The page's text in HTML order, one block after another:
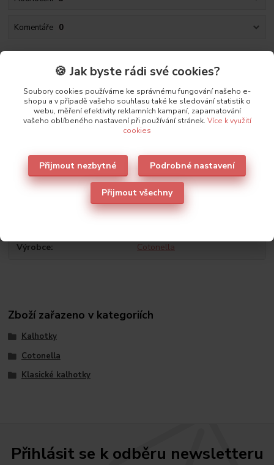
Komentáře 0
Popis produktu
Dámské bavlněné kalhotky s přídavkem elastanu pro maximální
komfort a dlouhou životnost.
Balvněné kalhotky jsou v přední části nohaviček lemovány krajkou.
Složení: 86% bavlna, 7% polyamid a 7% elastan
Výrobce Cotonella
Zboží zařazeno v kategoriích
Kalhotky
Cotonella
Klasické kalhotky
Přihlásit se k odběru newsletteru
🍪 Jak byste rádi své cookies?
Soubory cookies používáme ke správnému fungování našeho e-
shopu a v případě vašeho souhlasu také ke sledování statistik o
webu, měření efektivity reklamních kampaní, zapamatování
vašeho oblíbeného nastavení při používání stránek. Více k využití
cookies
Přijmout nezbytné Podrobné nastavení
Přijmout všechny